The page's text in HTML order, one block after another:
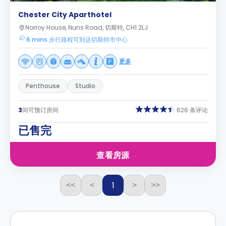
Chester City Aparthotel
Norroy House, Nuns Road, 切斯特, CH1 2LJ
6 mins 步行路程可到达切斯特市中心
更多
Penthouse Studio
3间可预订房间 626 条评论
已售完
查看房源
<< < 1 > >>